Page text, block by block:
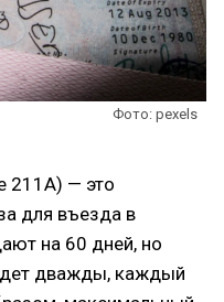
Фото: pexels
211А) — это
для въезда в
на 60 дней, но
дважды, каждый